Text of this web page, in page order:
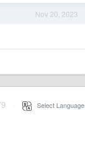
Nov 20, 2023
Select Language